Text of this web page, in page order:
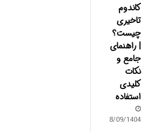
کاندوم
تاخیری
چیست؟
| راهنمای
جامع و
نکات
کلیدی
استفاده
28/09/1404